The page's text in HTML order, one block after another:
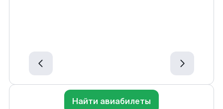
Найти авиабилеты